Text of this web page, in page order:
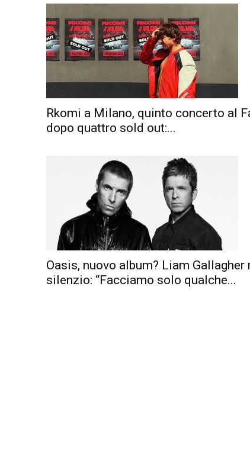
Rkomi a Milano, quinto concerto al
dopo quattro sold out:...
Oasis, nuovo album? Liam Gallagher
silenzio: “Facciamo solo qualche...